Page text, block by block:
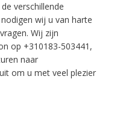
verschillende
wij u van harte
Wij zijn
op +310183-503441,
naar
om u met veel plezier